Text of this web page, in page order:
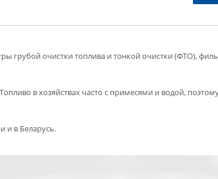
грубой очистки топлива и тонкой очистки (ФТО),
в хозяйствах часто с примесями и водой,
и в Беларусь.